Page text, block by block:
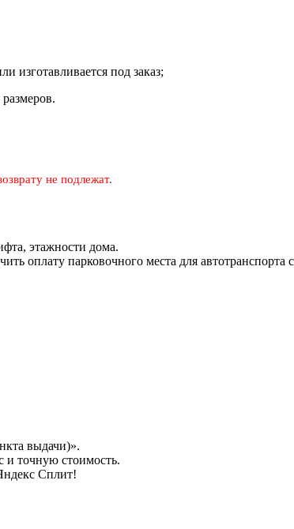
изготавливается под заказ;
не подлежат.
этажности дома.
оплату парковочного места для автотранспорта
выдачи)».
точную стоимость.
Сплит!